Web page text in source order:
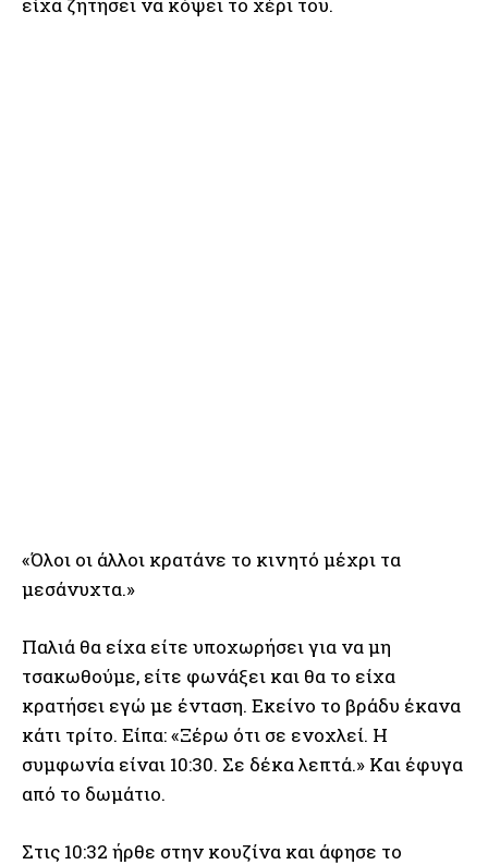
«Όλοι οι άλλοι κρατάνε το κινητό μέχρι τα
μεσάνυχτα.»
Παλιά θα είχα είτε υποχωρήσει για να μη
τσακωθούμε, είτε φωνάξει και θα το είχα
κρατήσει εγώ με ένταση. Εκείνο το βράδυ έκανα
κάτι τρίτο. Είπα: «Ξέρω ότι σε ενοχλεί. Η
συμφωνία είναι 10:30. Σε δέκα λεπτά.» Και έφυγα
από το δωμάτιο.
Στις 10:32 ήρθε στην κουζίνα και άφησε το